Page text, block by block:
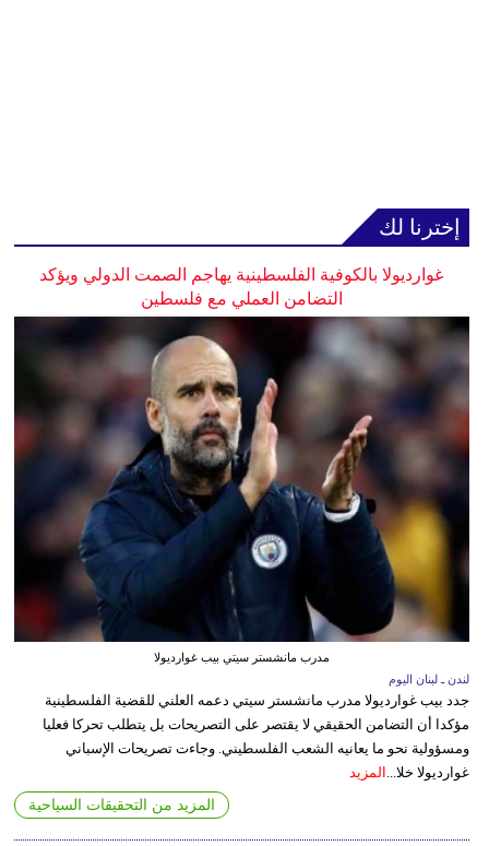
إخترنا لك
غوارديولا بالكوفية الفلسطينية يهاجم الصمت الدولي ويؤكد
التضامن العملي مع فلسطين
مدرب مانشستر سيتي بيب غوارديولا
لندن ـ لبنان اليوم
جدد بيب غوارديولا مدرب مانشستر سيتي دعمه العلني للقضية الفلسطينية
مؤكدا أن التضامن الحقيقي لا يقتصر على التصريحات بل يتطلب تحركا فعليا
ومسؤولية نحو ما يعانيه الشعب الفلسطيني. وجاءت تصريحات الإسباني
غوارديولا خلا... المزيد
المزيد من التحقيقات السياحية